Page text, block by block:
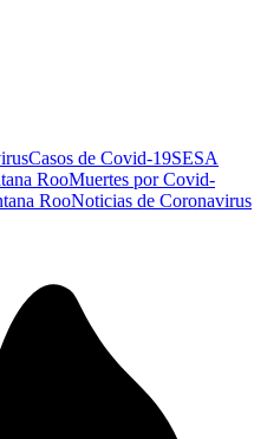
Casos de Covid-19SESA
RooMuertes por Covid-
RooNoticias de Coronavirus